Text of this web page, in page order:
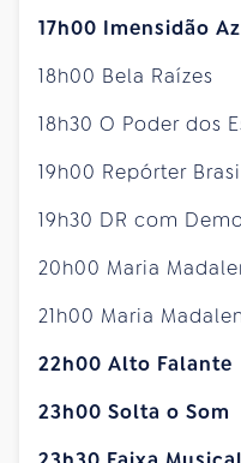
17h00 Imensidão
18h00 Bela Raízes
18h30 O Poder dos
19h00 Repórter
19h30 DR com
20h00 Maria
21h00 Maria
22h00 Alto Falante
23h00 Solta o Som